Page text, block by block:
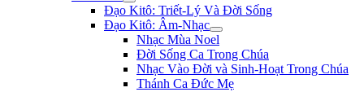
Đạo Kitô: Triết-Lý Và Đời Sống
Đạo Kitô: Âm-Nhạc
Nhạc Mùa Noel
Đời Sống Ca Trong Chúa
Nhạc Vào Đời và Sinh-Hoạt Trong Chúa
Thánh Ca Đức Mẹ